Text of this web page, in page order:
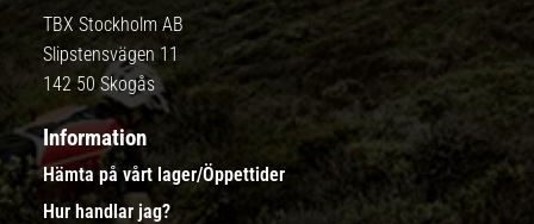
TBX Stockholm AB
Slipstensvägen 11
142 50 Skogås
Information
Hämta på vårt lager/Öppettider
Hur handlar jag?